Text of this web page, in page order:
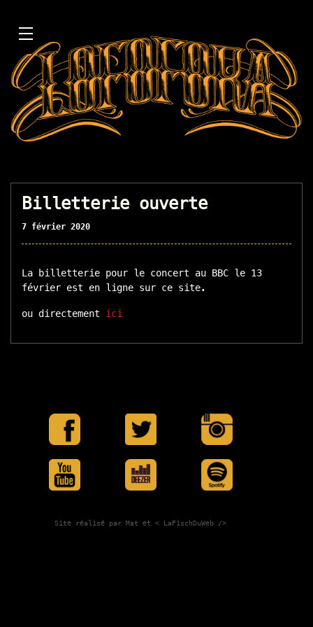
Billetterie ouverte
7 février 2020
La billetterie pour le concert au BBC le 13
février est en ligne sur ce site.
ou directement ici
Site réalisé par Mat et< LaFischDuWeb />